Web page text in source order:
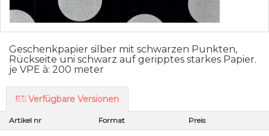
Geschenkpapier silber mit schwarzen Punkten,
Rückseite uni schwarz auf geripptes starkes Papier.
je VPE à: 200 meter
Verfügbare Versionen
Artikel nr Format Preis